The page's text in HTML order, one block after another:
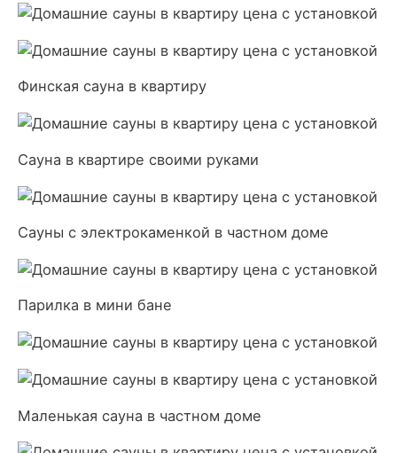
Финская сауна в квартиру
Сауна в квартире своими руками
Сауны с электрокаменкой в частном доме
Парилка в мини бане
Маленькая сауна в частном доме